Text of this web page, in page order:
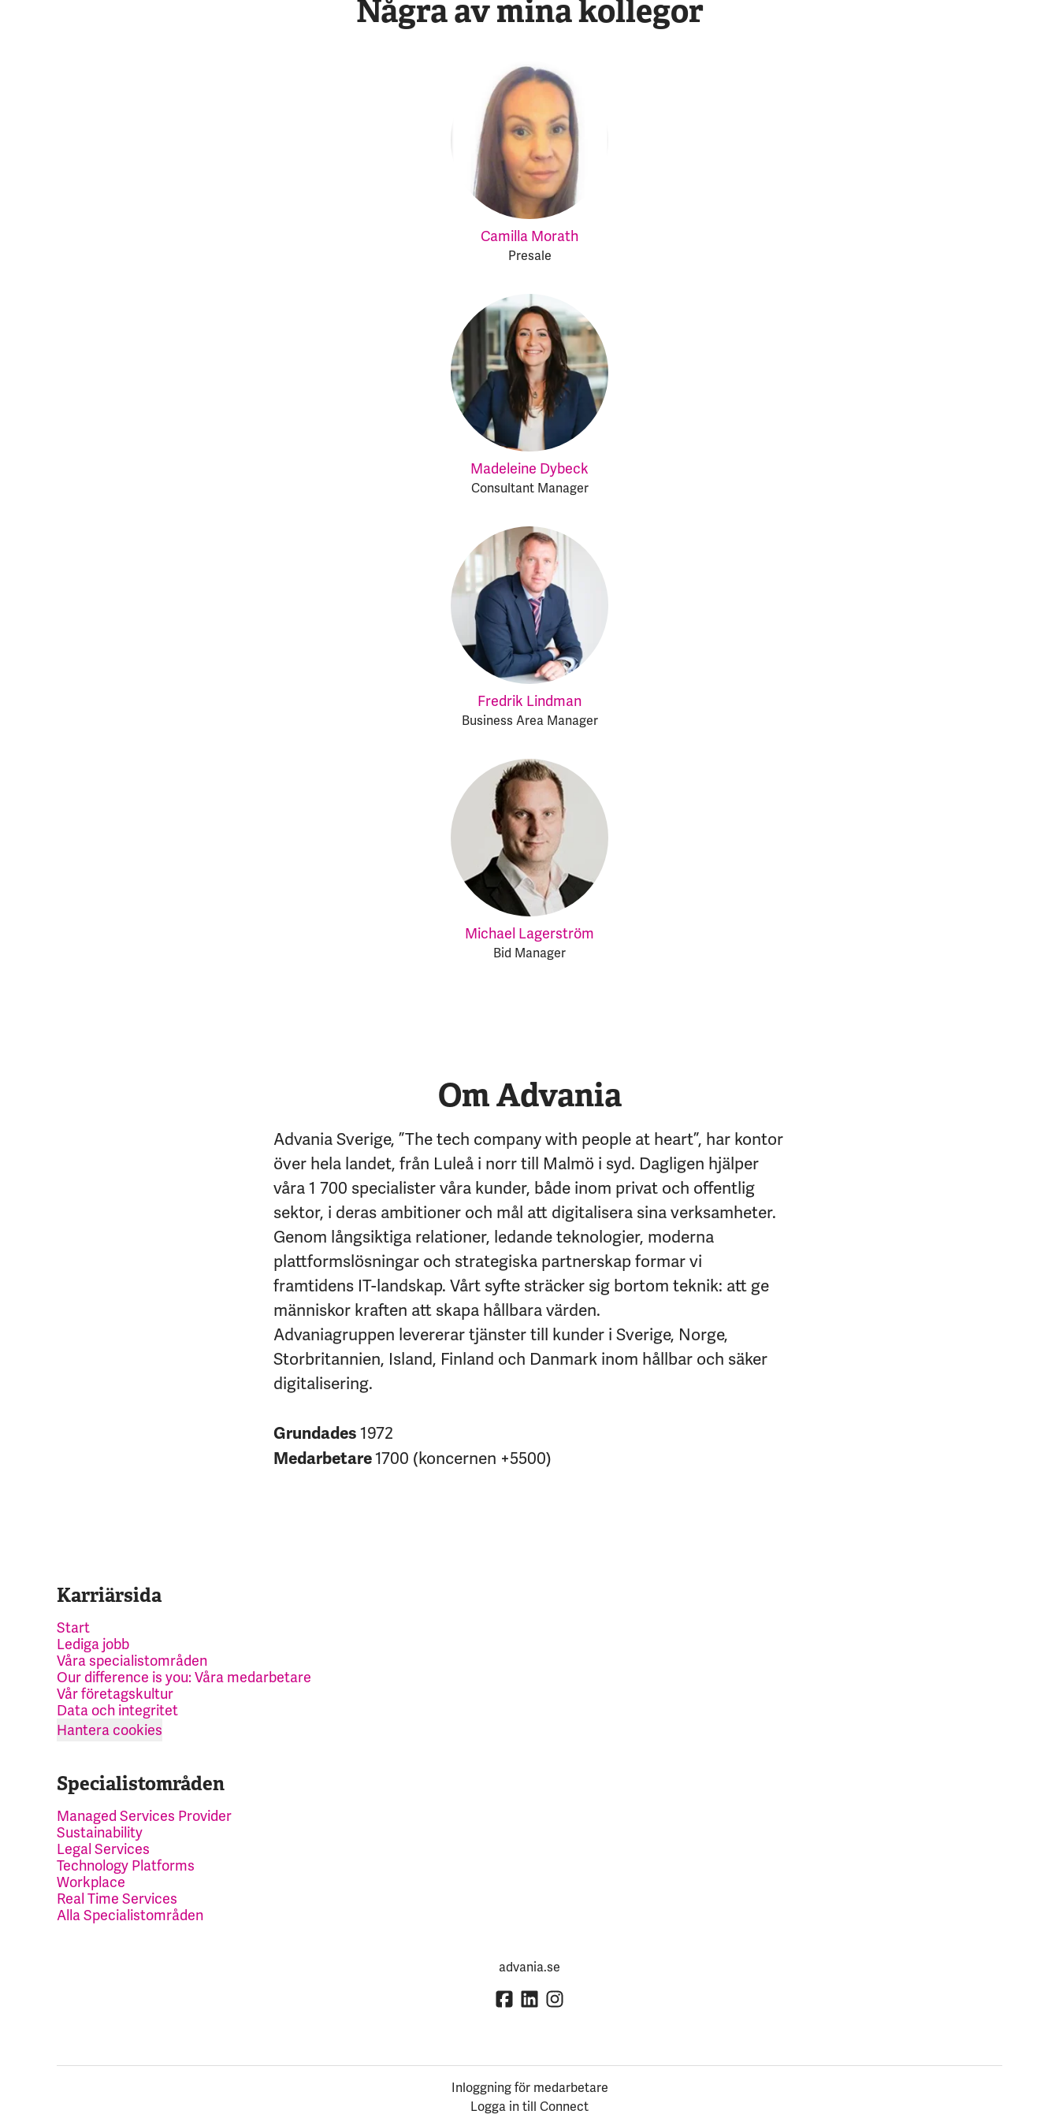
Några av mina kollegor
Camilla Morath
Presale
Madeleine Dybeck
Consultant Manager
Fredrik Lindman
Business Area Manager
Michael Lagerström
Bid Manager
Om Advania
Advania Sverige, ”The tech company with people at heart”, har kontor
över hela landet, från Luleå i norr till Malmö i syd. Dagligen hjälper
våra 1 700 specialister våra kunder, både inom privat och offentlig
sektor, i deras ambitioner och mål att digitalisera sina verksamheter.
Genom långsiktiga relationer, ledande teknologier, moderna
plattformslösningar och strategiska partnerskap formar vi
framtidens IT-landskap. Vårt syfte sträcker sig bortom teknik: att ge
människor kraften att skapa hållbara värden.
Advaniagruppen levererar tjänster till kunder i Sverige, Norge,
Storbritannien, Island, Finland och Danmark inom hållbar och säker
digitalisering.
Grundades1972
Medarbetare1700 (koncernen +5500)
Karriärsida
Start
Lediga jobb
Våra specialistområden
Our difference is you: Våra medarbetare
Vår företagskultur
Data och integritet
Hantera cookies
Specialistområden
Managed Services Provider
Sustainability
Legal Services
Technology Platforms
Workplace
Real Time Services
Alla Specialistområden
advania.se
Inloggning för medarbetare
Logga in till Connect